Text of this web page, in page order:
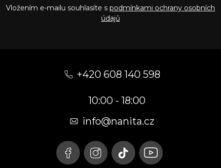
Vložením e-mailu souhlasíte s podmínkami ochrany osobních
údajů
+420 608 140 598
10:00 - 18:00
info@nanita.cz